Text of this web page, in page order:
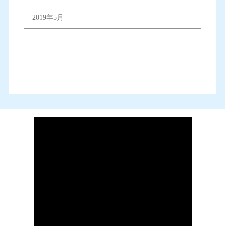
2019年5月